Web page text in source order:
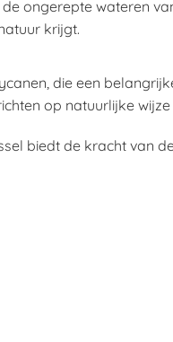
ongerepte wateren
krijgt.
die een
op natuurlijke
biedt de kracht van